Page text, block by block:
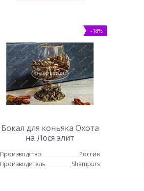
-18%
Бокал для коньяка Охота
на Лося элит
Производство
Россия
Производитель
Shampurs